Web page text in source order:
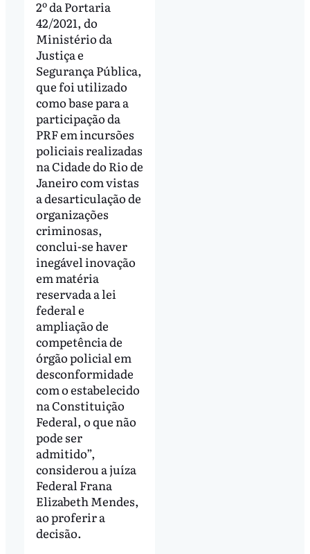
2º da Portaria
42/2021, do
Ministério da
Justiça e
Segurança Pública,
que foi utilizado
como base para a
participação da
PRF em incursões
policiais realizadas
na Cidade do Rio de
Janeiro com vistas
a desarticulação de
organizações
criminosas,
conclui-se haver
inegável inovação
em matéria
reservada a lei
federal e
ampliação de
competência de
órgão policial em
desconformidade
com o estabelecido
na Constituição
Federal, o que não
pode ser
admitido”,
considerou a juíza
Federal Frana
Elizabeth Mendes,
ao proferir a
decisão.